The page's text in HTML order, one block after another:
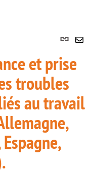
et prise
troubles
au travail